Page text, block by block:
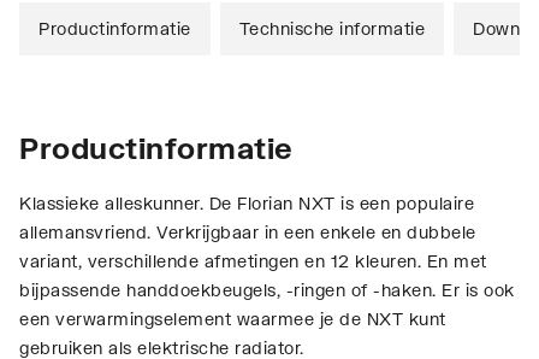
Productinformatie Technische informatie
Productinformatie
Klassieke alleskunner. De Florian NXT is een populaire
allemansvriend. Verkrijgbaar in een enkele en dubbele
variant, verschillende afmetingen en 12 kleuren. En met
bijpassende handdoekbeugels, -ringen of -haken. Er is ook
een verwarmingselement waarmee je de NXT kunt
gebruiken als elektrische radiator.